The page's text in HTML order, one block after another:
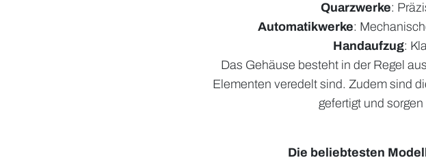
Quarzwerke:
Automatikwerke:
Handaufzug:
Das Gehäuse besteht in der Regel
Elementen veredelt sind. Zudem sind
gefertigt und
Die beliebtesten